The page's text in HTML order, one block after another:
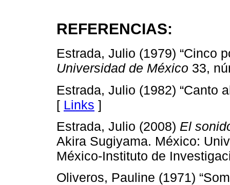
REFERENCIAS:
Estrada, Julio (1979) “Cinco
Universidad de México 33,
Estrada, Julio (1982) “Canto
[ Links ]
Estrada, Julio (2008) El
Akira Sugiyama. México:
México-Instituto de
Oliveros, Pauline (1971)